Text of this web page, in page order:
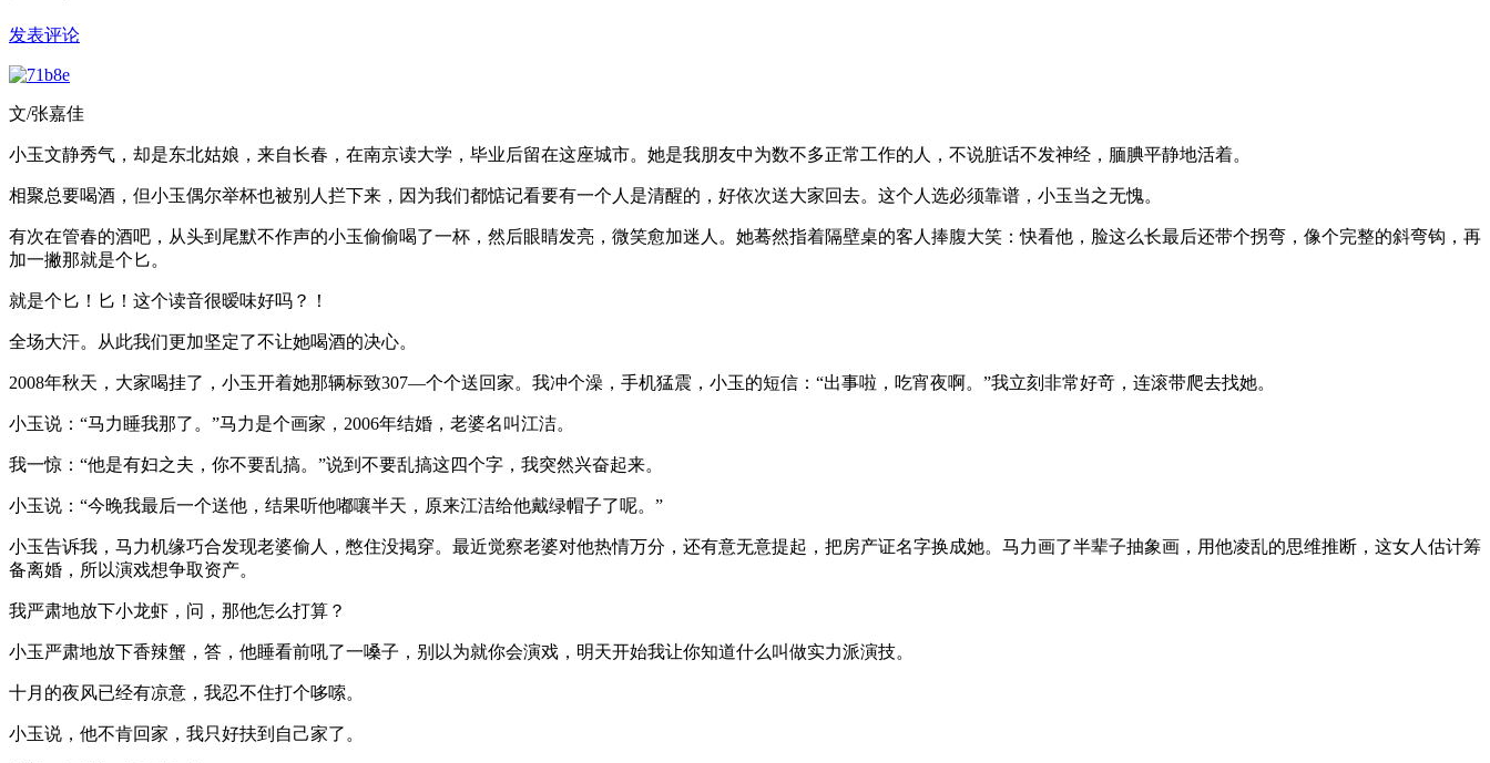
发表评论
文/张嘉佳
小玉文静秀气，却是东北姑娘，来自长春，在南京读大学，毕业后留在这座城市。她是我朋友中为数不多正常工作的人，不说脏话不发神经，腼腆平静地活着。
相聚总要喝酒，但小玉偶尔举杯也被别人拦下来，因为我们都惦记看要有一个人是清醒的，好依次送大家回去。这个人选必须靠谱，小玉当之无愧。
有次在管春的酒吧，从头到尾默不作声的小玉偷偷喝了一杯，然后眼睛发亮，微笑愈加迷人。她蓦然指着隔壁桌的客人捧腹大笑：快看他，脸这么长最后还带个拐弯，像个完整的斜弯钩，再
加一撇那就是个匕。
就是个匕！匕！这个读音很暧味好吗？！
全场大汗。从此我们更加坚定了不让她喝酒的决心。
2008年秋天，大家喝挂了，小玉开着她那辆标致307—个个送回家。我冲个澡，手机猛震，小玉的短信：“出事啦，吃宵夜啊。”我立刻非常好竒，连滚带爬去找她。
小玉说：“马力睡我那了。”马力是个画家，2006年结婚，老婆名叫江洁。
我一惊：“他是有妇之夫，你不要乱搞。”说到不要乱搞这四个字，我突然兴奋起来。
小玉说：“今晚我最后一个送他，结果听他嘟嚷半天，原来江洁给他戴绿帽子了呢。”
小玉告诉我，马力机缘巧合发现老婆偷人，憋住没掲穿。最近觉察老婆对他热情万分，还有意无意提起，把房产证名字换成她。马力画了半辈子抽象画，用他凌乱的思维推断，这女人估计筹
备离婚，所以演戏想争取资产。
我严肃地放下小龙虾，问，那他怎么打算？
小玉严肃地放下香辣蟹，答，他睡看前吼了一嗓子，别以为就你会演戏，明天开始我让你知道什么叫做实力派演技。
十月的夜风已经有凉意，我忍不住打个哆嗦。
小玉说，他不肯回家，我只好扶到自己家了。